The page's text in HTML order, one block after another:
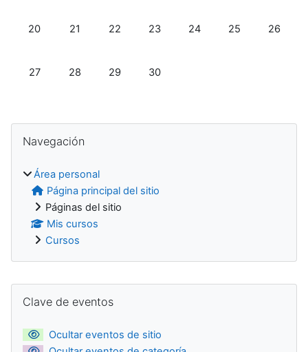
Sin eventos, lunes, 20 abril
20 Sin eventos, martes, 21 abril
21 Sin eventos, miércoles, 22 abril
22 Sin eventos, jueves, 23 abril
23 Sin eventos, viernes, 24
24 Sin eventos,
25 Sin
26
Sin eventos, lunes, 27 abril
27 Sin eventos, martes, 28 abril
28 Sin eventos, miércoles, 29 abril
29 Sin eventos, jueves, 30 abril
30
Bloques
Navegación
Área personal
Página principal del sitio
Páginas del sitio
Mis cursos
Cursos
Supplementary blocks
Clave de eventos
Ocultar eventos de sitio